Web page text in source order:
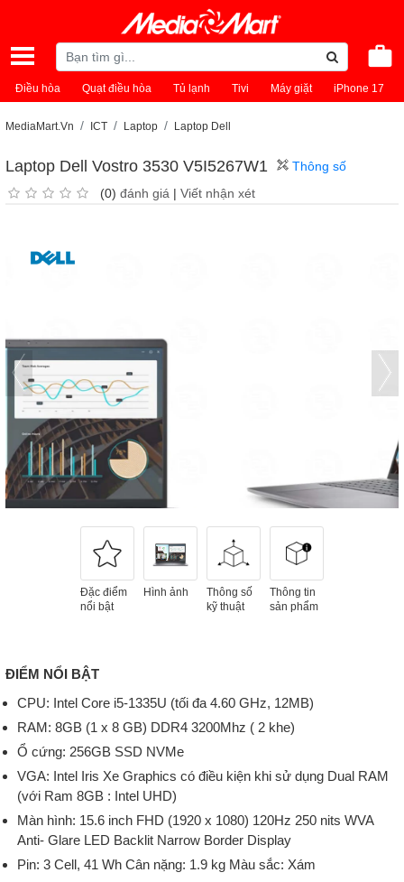
Điều hòa Quạt điều hòa Tủ lạnh Tivi Máy giặt iPhone 17
MediaMart.Vn ICT Laptop Laptop Dell
Laptop Dell Vostro 3530 V5I5267W1
(0) đánh giá | Viết nhận xét
Thông số
Đặc điểm
nổi bật
Hình ảnh
Thông số
kỹ thuật
Thông tin
sản phẩm
ĐIỂM NỔI BẬT
CPU: Intel Core i5-1335U (tối đa 4.60 GHz, 12MB)
RAM: 8GB (1 x 8 GB) DDR4 3200Mhz ( 2 khe)
Ổ cứng: 256GB SSD NVMe
VGA: Intel Iris Xe Graphics có điều kiện khi sử dụng Dual RAM
(với Ram 8GB : Intel UHD)
Màn hình: 15.6 inch FHD (1920 x 1080) 120Hz 250 nits WVA
Anti- Glare LED Backlit Narrow Border Display
Pin: 3 Cell, 41 Wh Cân nặng: 1.9 kg Màu sắc: Xám